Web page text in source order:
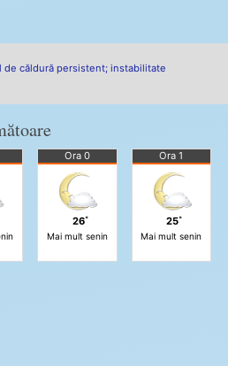
de căldură persistent; instabilitate
Ora 0
26˚
Mai mult senin
Ora 1
25˚
Mai mult senin